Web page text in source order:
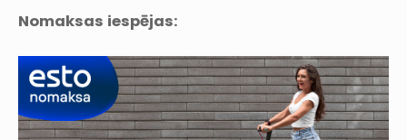
Nomaksas iespējas: